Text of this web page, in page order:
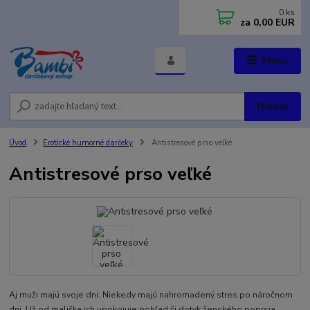
Menu
Hľadať
0 ks
za 0,00 EUR
Úvod Erotické humorné darčeky Antistresové prso veľké
Antistresové prso veľké
Aj muži majú svoje dni. Niekedy majú nahromadený stres po náročnom